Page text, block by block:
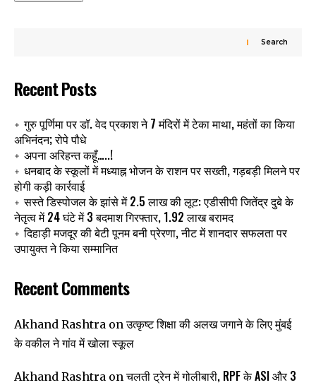
Search
Recent Posts
गुरु पूर्णिमा पर डॉ. वेद प्रकाश ने 7 मंदिरों में टेका माथा, महंतों का किया
अभिनंदन; रोपे पौधे
अपना अरिहन्त कहूँ…..!
धनबाद के स्कूलों में मध्याह्न भोजन के राशन पर सख्ती, गड़बड़ी मिलने पर
होगी कड़ी कार्रवाई
सस्ते डिस्पोजल के झांसे में 2.5 लाख की लूट: एडीसीपी जितेंद्र दुबे के
नेतृत्व में 24 घंटे में 3 बदमाश गिरफ्तार, 1.92 लाख बरामद
दिहाड़ी मजदूर की बेटी पूनम बनी प्रेरणा, नीट में शानदार सफलता पर
उपायुक्त ने किया सम्मानित
Recent Comments
Akhand Rashtra onउत्कृष्ट शिक्षा की अलख जगाने के लिए मुंबई
के वकील ने गांव में खोला स्कूल
Akhand Rashtra onचलती ट्रेन में गोलीबारी, RPF के ASI और 3